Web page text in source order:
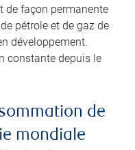
de façon permanente
pétrole et de gaz de
développement.
constante depuis le
de
mondiale